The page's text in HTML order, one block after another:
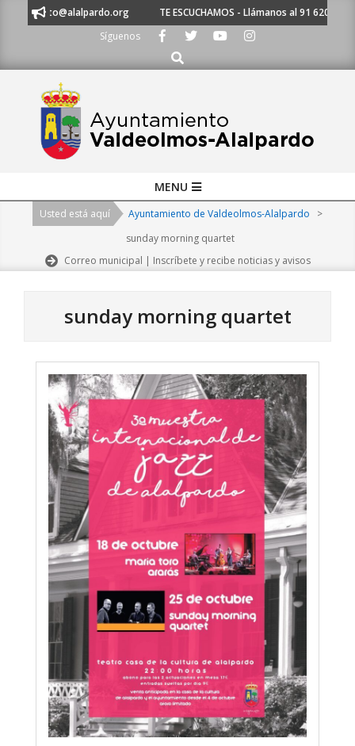
TE ESCUCHAMOS - Llámanos al 91 620 21
Síguenos
Buscar
Navigation
MENU
Usted está aquí Ayuntamiento de Valdeolmos-Alalpardo
>
sunday morning quartet
Correo municipal | Inscríbete y recibe noticias y avisos
sunday morning quartet